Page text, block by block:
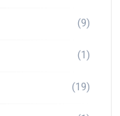
(9)
(1)
(19)